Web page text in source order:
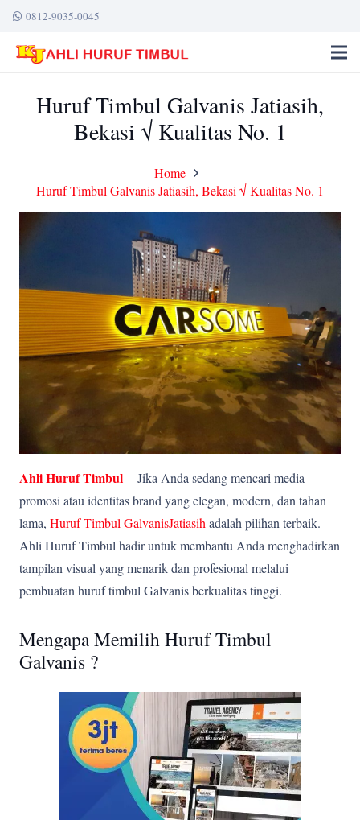
0812-9035-0045
Huruf Timbul Galvanis Jatiasih,
Bekasi √ Kualitas No. 1
Home
Huruf Timbul Galvanis Jatiasih, Bekasi √ Kualitas No. 1
Ahli Huruf Timbul – Jika Anda sedang mencari media
promosi atau identitas brand yang elegan, modern, dan tahan
lama, Huruf Timbul GalvanisJatiasih adalah pilihan terbaik.
Ahli Huruf Timbul hadir untuk membantu Anda menghadirkan
tampilan visual yang menarik dan profesional melalui
pembuatan huruf timbul Galvanis berkualitas tinggi.
Mengapa Memilih Huruf Timbul
Galvanis ?